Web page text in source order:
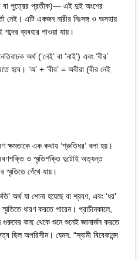
বা পুত্রের প্রতীক)— এই দুই অংশের
নেই। এটি একজন নারীর নিঃসঙ্গ ও অসহায়
ব্যবহার পাওয়া যায়।
অর্থ (‘নেই’ বা ‘নাই’) এবং ‘বীর’
হবে। ‘অ’ + ‘বীর’ = অবীরা (বীর নেই
ক্ষমতাকে এক কথায় ‘শ্রুতিধর’ বলা হয়।
ও স্মৃতিশক্তি দুটোই অত্যন্ত
গেঁথে যায়।
অর্থ যা শোনা হয়েছে বা শ্রবণ, এবং ‘ধর’
ধারণ করতে পারেন। প্রাচীনকালে,
কাছ থেকে শুনে শুনেই জ্ঞানার্জন করতে
অপরিসীম। যেমন: “স্বামী বিবেকানন্দ